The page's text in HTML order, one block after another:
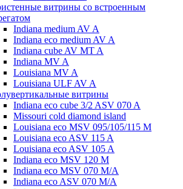
витрины со встроенным
Indiana medium AV A
Indiana eco medium AV A
Indiana cube AV MT A
Indiana MV A
Louisiana MV A
Louisiana ULF AV A
витрины
Indiana eco cube 3/2 ASV 070 A
Missouri cold diamond island
Louisiana eco MSV 095/105/115 M
Louisiana eco ASV 115 A
Louisiana eco ASV 105 A
Indiana eco MSV 120 M
Indiana eco MSV 070 M/A
Indiana eco ASV 070 M/A